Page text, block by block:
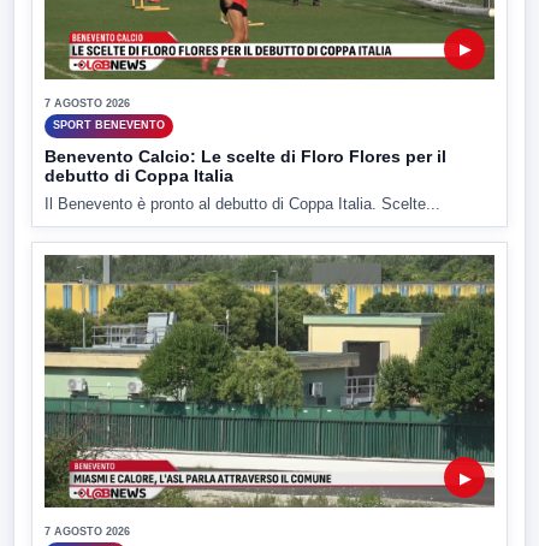
▶
7 AGOSTO 2026
SPORT BENEVENTO
Benevento Calcio: Le scelte di Floro Flores per il
debutto di Coppa Italia
Il Benevento è pronto al debutto di Coppa Italia. Scelte...
▶
7 AGOSTO 2026